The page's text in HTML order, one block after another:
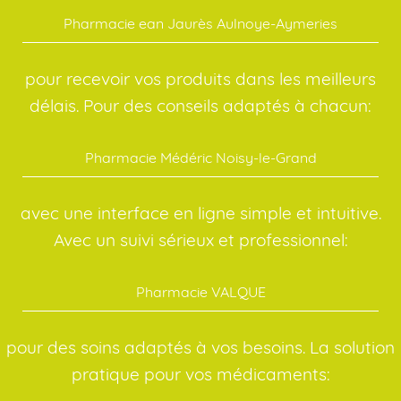
Pharmacie ean Jaurès Aulnoye-Aymeries
pour recevoir vos produits dans les meilleurs
délais. Pour des conseils adaptés à chacun:
Pharmacie Médéric Noisy-le-Grand
avec une interface en ligne simple et intuitive.
Avec un suivi sérieux et professionnel:
Pharmacie VALQUE
pour des soins adaptés à vos besoins. La solution
pratique pour vos médicaments: